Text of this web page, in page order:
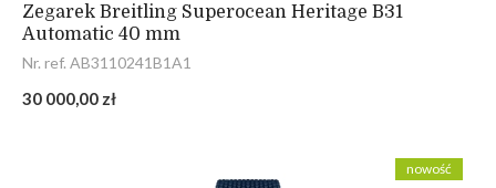
Zegarek Breitling Superocean Heritage B31
Automatic 40 mm
Nr. ref. AB3110241B1A1
30 000,00 zł
nowość